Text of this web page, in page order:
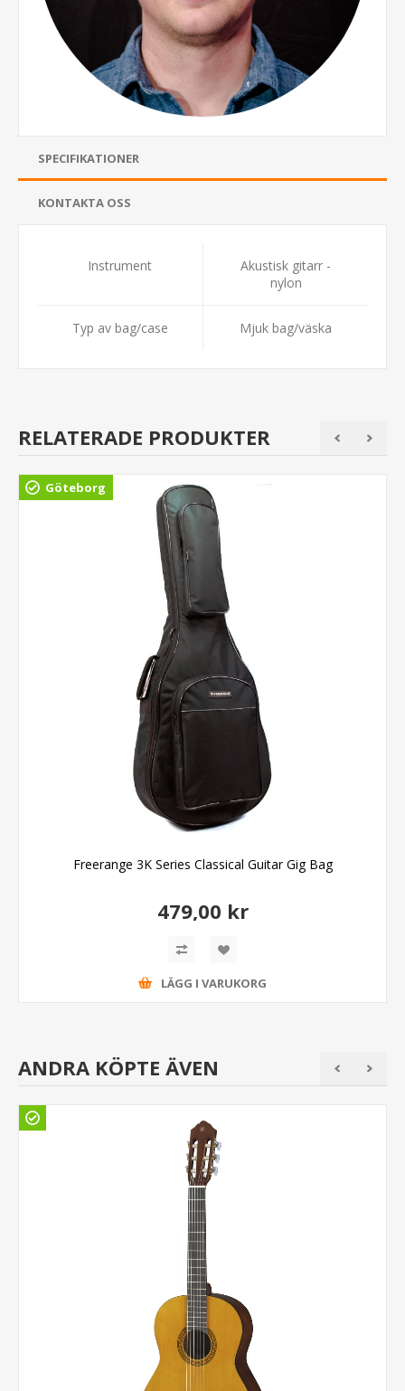
SPECIFIKATIONER
KONTAKTA OSS
Instrument
Akustisk gitarr -
nylon
Typ av bag/case Mjuk bag/väska
RELATERADE PRODUKTER
Göteborg
Freerange 3K Series Classical Guitar Gig Bag
479,00 kr
LÄGG I VARUKORG
ANDRA KÖPTE ÄVEN